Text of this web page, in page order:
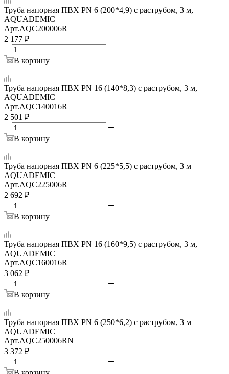
Труба напорная ПВХ PN 6 (200*4,9) с раструбом, 3 м,
AQUADEMIC
Арт.AQC200006R
2 177 ₽
В корзину
Труба напорная ПВХ PN 16 (140*8,3) с раструбом, 3 м,
AQUADEMIC
Арт.AQC140016R
2 501 ₽
В корзину
Труба напорная ПВХ PN 6 (225*5,5) с раструбом, 3 м
AQUADEMIC
Арт.AQC225006R
2 692 ₽
В корзину
Труба напорная ПВХ PN 16 (160*9,5) с раструбом, 3 м,
AQUADEMIC
Арт.AQC160016R
3 062 ₽
В корзину
Труба напорная ПВХ PN 6 (250*6,2) с раструбом, 3 м
AQUADEMIC
Арт.AQC250006RN
3 372 ₽